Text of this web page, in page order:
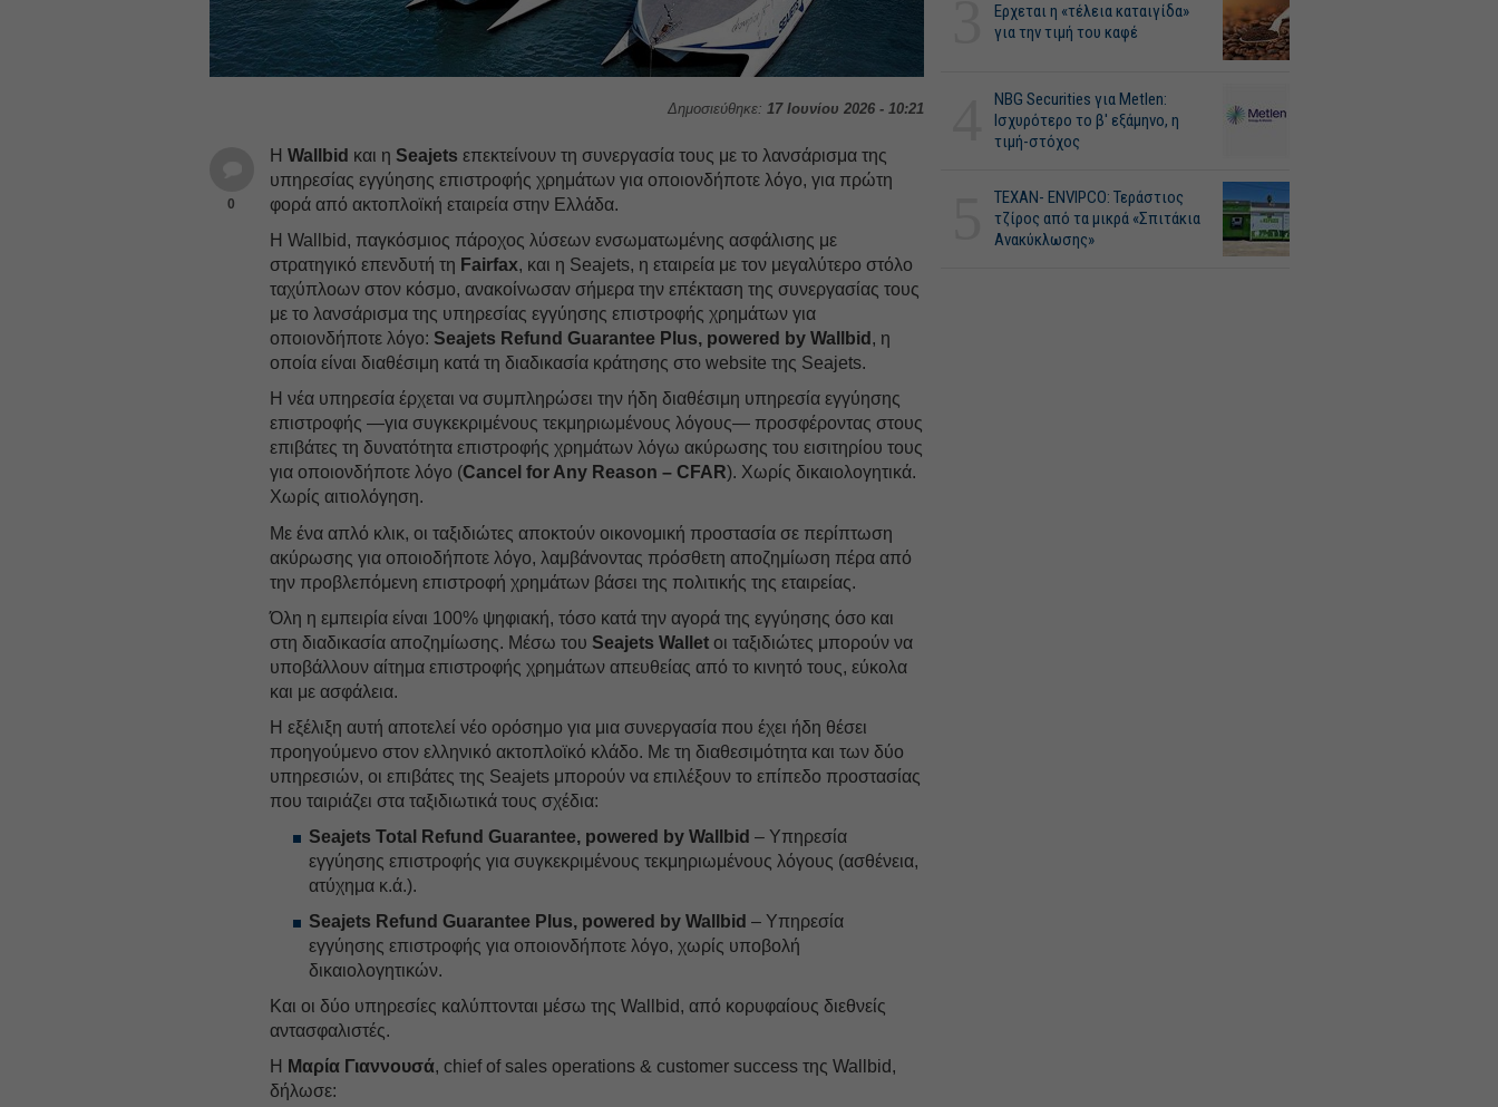
Δημοσιεύθηκε: 17 Ιουνίου 2026 - 10:21
0
ΗWallbid και η Seajets επεκτείνουν τη συνεργασία τους με το λανσάρισμα της
υπηρεσίας εγγύησης επιστροφής χρημάτων για οποιονδήποτε λόγο, για πρώτη
φορά από ακτοπλοϊκή εταιρεία στην Ελλάδα.
Η Wallbid, παγκόσμιος πάροχος λύσεων ενσωματωμένης ασφάλισης με
στρατηγικό επενδυτή τη Fairfax, και η Seajets, η εταιρεία με τον μεγαλύτερο στόλο
ταχύπλοων στον κόσμο, ανακοίνωσαν σήμερα την επέκταση της συνεργασίας τους
με το λανσάρισμα της υπηρεσίας εγγύησης επιστροφής χρημάτων για
οποιονδήποτε λόγο: Seajets Refund Guarantee Plus, powered by Wallbid , η
οποία είναι διαθέσιμη κατά τη διαδικασία κράτησης στο website της Seajets.
Η νέα υπηρεσία έρχεται να συμπληρώσει την ήδη διαθέσιμη υπηρεσία εγγύησης
επιστροφής —για συγκεκριμένους τεκμηριωμένους λόγους— προσφέροντας στους
επιβάτες τη δυνατότητα επιστροφής χρημάτων λόγω ακύρωσης του εισιτηρίου τους
για οποιονδήποτε λόγο (Cancel for Any Reason – CFAR). Χωρίς δικαιολογητικά.
Χωρίς αιτιολόγηση.
Με ένα απλό κλικ, οι ταξιδιώτες αποκτούν οικονομική προστασία σε περίπτωση
ακύρωσης για οποιοδήποτε λόγο, λαμβάνοντας πρόσθετη αποζημίωση πέρα από
την προβλεπόμενη επιστροφή χρημάτων βάσει της πολιτικής της εταιρείας.
Όλη η εμπειρία είναι 100% ψηφιακή, τόσο κατά την αγορά της εγγύησης όσο και
στη διαδικασία αποζημίωσης. Μέσω του Seajets Wallet οι ταξιδιώτες μπορούν να
υποβάλλουν αίτημα επιστροφής χρημάτων απευθείας από το κινητό τους, εύκολα
και με ασφάλεια.
Η εξέλιξη αυτή αποτελεί νέο ορόσημο για μια συνεργασία που έχει ήδη θέσει
προηγούμενο στον ελληνικό ακτοπλοϊκό κλάδο. Με τη διαθεσιμότητα και των δύο
υπηρεσιών, οι επιβάτες της Seajets μπορούν να επιλέξουν το επίπεδο προστασίας
που ταιριάζει στα ταξιδιωτικά τους σχέδια:
Seajets Total Refund Guarantee, powered by Wallbid – Υπηρεσία
εγγύησης επιστροφής για συγκεκριμένους τεκμηριωμένους λόγους (ασθένεια,
ατύχημα κ.ά.).
Seajets Refund Guarantee Plus, powered by Wallbid – Υπηρεσία
εγγύησης επιστροφής για οποιονδήποτε λόγο, χωρίς υποβολή
δικαιολογητικών.
Και οι δύο υπηρεσίες καλύπτονται μέσω της Wallbid, από κορυφαίους διεθνείς
αντασφαλιστές.
Η Μαρία Γιαννουσά, chief of sales operations & customer success της Wallbid,
δήλωσε:
Ερχεται η «τέλεια καταιγίδα»
για την τιμή του καφέ
NBG Securities για Metlen:
Ισχυρότερο το β' εξάμηνο, η
τιμή-στόχος
ΤΕΧΑΝ- ENVIPCO: Τεράστιος
τζίρος από τα μικρά «Σπιτάκια
Ανακύκλωσης»